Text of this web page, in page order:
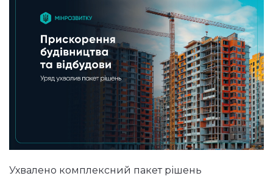
Ухвалено комплексний пакет рішень